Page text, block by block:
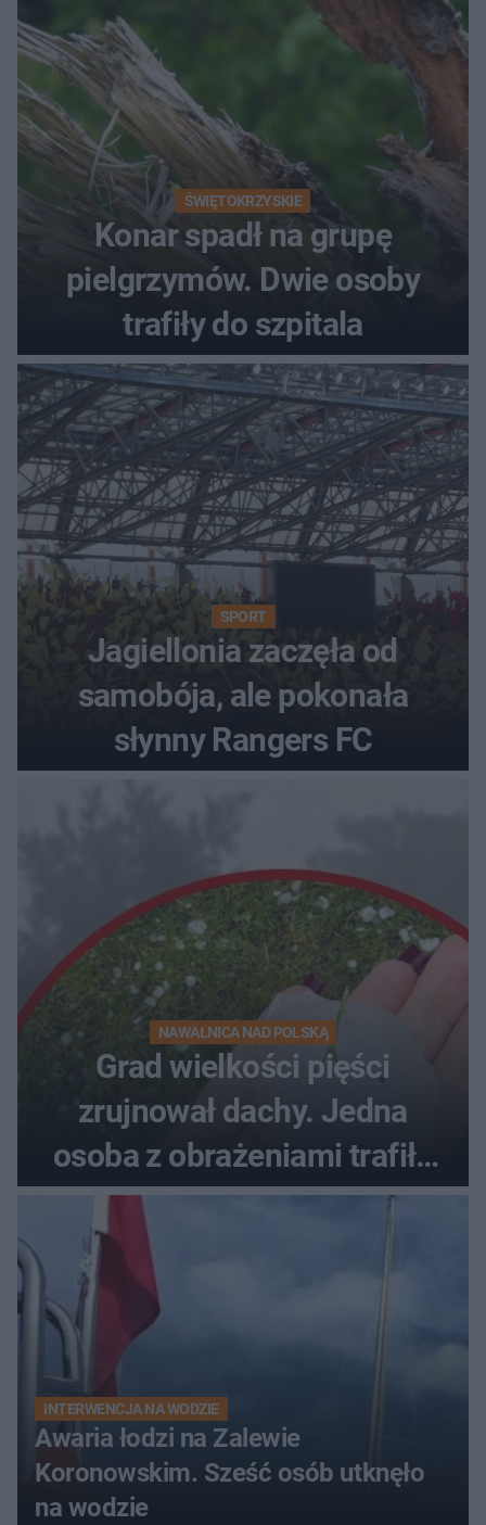
ŚWIĘTOKRZYSKIE
Konar spadł na grupę
pielgrzymów. Dwie osoby
trafiły do szpitala
SPORT
Jagiellonia zaczęła od
samobója, ale pokonała
słynny Rangers FC
NAWAŁNICA NAD POLSKĄ
Grad wielkości pięści
zrujnował dachy. Jedna
osoba z obrażeniami trafiła
do szpitala
INTERWENCJA NA WODZIE
Awaria łodzi na Zalewie
Koronowskim. Sześć osób utknęło
na wodzie